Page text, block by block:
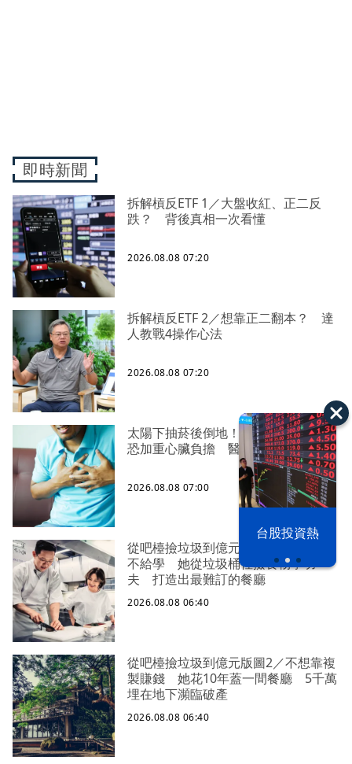
台股投資熱
即時新聞
拆解槓反ETF 1／大盤收紅、正二反
跌？ 背後真相一次看懂
2026.08.08 07:20
拆解槓反ETF 2／想靠正二翻本？ 達
人教戰4操作心法
2026.08.08 07:20
太陽下抽菸後倒地！「高溫＋吸菸」
恐加重心臟負擔 醫：猝死風險高3倍
2026.08.08 07:00
從吧檯撿垃圾到億元版圖1／師傅藏招
不給學 她從垃圾桶裡撿食物學功
夫 打造出最難訂的餐廳
2026.08.08 06:40
從吧檯撿垃圾到億元版圖2／不想靠複
製賺錢 她花10年蓋一間餐廳 5千萬
埋在地下瀕臨破產
2026.08.08 06:40